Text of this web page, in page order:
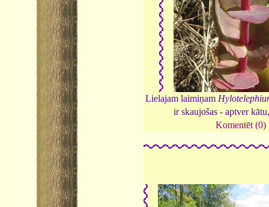
Lielajam laimiņam
ir skaujošas - aptver
Komentēt (0)